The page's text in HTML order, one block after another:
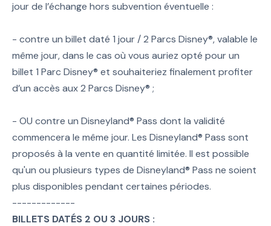
jour de l’échange hors subvention éventuelle :
- contre un billet daté 1 jour / 2 Parcs Disney®, valable le
même jour, dans le cas où vous auriez opté pour un
billet 1 Parc Disney® et souhaiteriez finalement profiter
d’un accès aux 2 Parcs Disney® ;
- OU contre un Disneyland® Pass dont la validité
commencera le même jour. Les Disneyland® Pass sont
proposés à la vente en quantité limitée. Il est possible
qu'un ou plusieurs types de Disneyland® Pass ne soient
plus disponibles pendant certaines périodes.
-------------
BILLETS DATÉS 2 OU 3 JOURS :